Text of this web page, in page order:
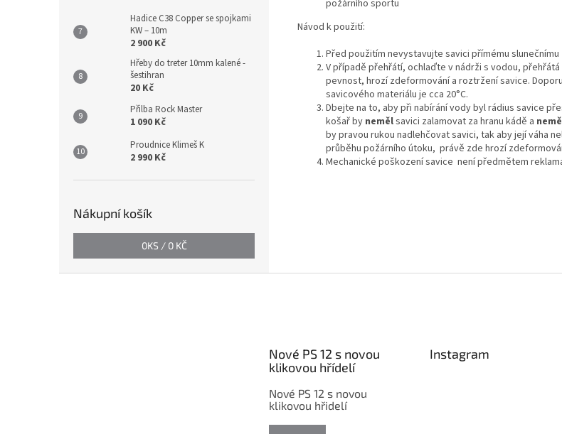
Hadice C38 Copper se spojkami
KW – 10m
2 900 Kč
Hřeby do treter 10mm kalené -
šestihran
20 Kč
Přilba Rock Master
1 090 Kč
Proudnice Klimeš K
2 990 Kč
Nákupní košík
0KS / 0 KČ
požárního sportu
Návod k použití:
Před použitím nevystavujte savici přímému slunečnímu
V případě přehřátí, ochlaďte v nádrži s vodou,
pevnost, hrozí zdeformování a roztržení savice.
savicového materiálu je cca 20°C.
Dbejte na to, aby při nabírání vody byl rádius savice
košař by nemělsavici zalamovat za hranu kádě a
by pravou rukou nadlehčovat savici, tak aby její váha
průběhu požárního útoku, právě zde hrozí
Mechanické poškození savice není předmětem
Nové PS 12 s novou
klikovou hřídelí
Nové PS 12 s novou
klikovou hřidelí
Instagram